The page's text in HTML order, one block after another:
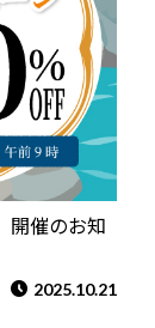
開催のお知
2025.10.21